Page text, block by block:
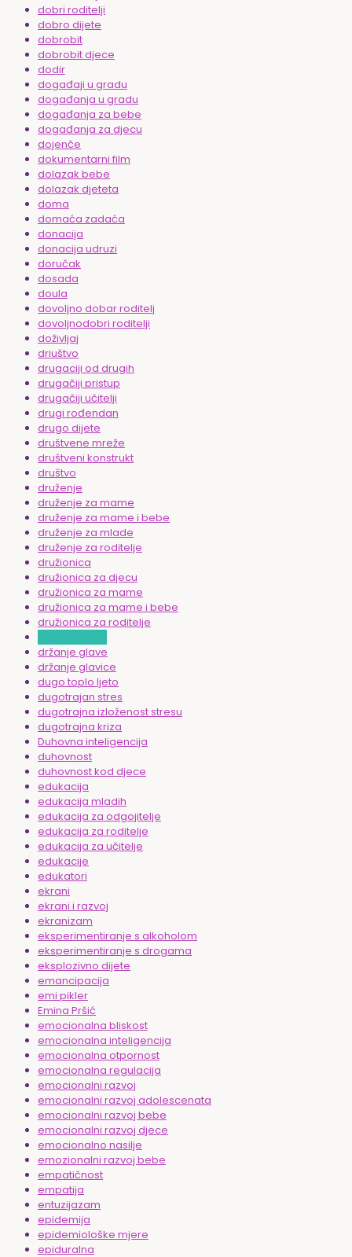
dobri roditelji
dobro dijete
dobrobit
dobrobit djece
dodir
događaji u gradu
događanja u gradu
događanja za bebe
događanja za djecu
dojenče
dokumentarni film
dolazak bebe
dolazak djeteta
doma
domaća zadaća
donacija
donacija udruzi
doručak
dosada
doula
dovoljno dobar roditelj
dovoljnodobri roditelji
doživljaj
driuštvo
drugaciji od drugih
drugačiji pristup
drugačiji učitelji
drugi rođendan
drugo dijete
društvene mreže
društveni konstrukt
društvo
druženje
druženje za mame
druženje za mame i bebe
druženje za mlade
druženje za roditelje
družionica
družionica za djecu
družionica za mame
družionica za mame i bebe
družionica za roditelje
držanje glave
držanje glavice
dugo toplo ljeto
dugotrajan stres
dugotrajna izloženost stresu
dugotrajna kriza
Duhovna inteligencija
duhovnost
duhovnost kod djece
edukacija
edukacija mladih
edukacija za odgojitelje
edukacija za roditelje
edukacija za učitelje
edukacije
edukatori
ekrani
ekrani i razvoj
ekranizam
eksperimentiranje s alkoholom
eksperimentiranje s drogama
eksplozivno dijete
emancipacija
emi pikler
Emina Pršić
emocionalna bliskost
emocionalna inteligencija
emocionalna otpornost
emocionalna regulacija
emocionalni razvoj
emocionalni razvoj adolescenata
emocionalni razvoj bebe
emocionalni razvoj djece
emocionalno nasilje
emozionalni razvoj bebe
empatičnost
empatija
entuzijazam
epidemija
epidemiološke mjere
epiduralna